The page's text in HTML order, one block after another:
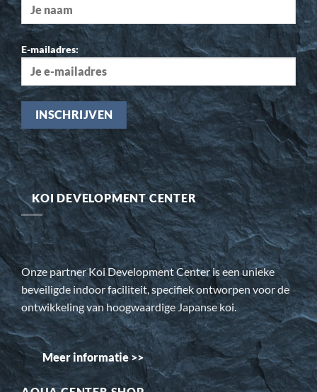
E-mailadres:
KOI DEVELOPMENT CENTER
Onze partner Koi Development Center is een unieke
beveiligde indoor faciliteit, specifiek ontworpen voor de
ontwikkeling van hoogwaardige Japanse koi.
Meer informatie >>